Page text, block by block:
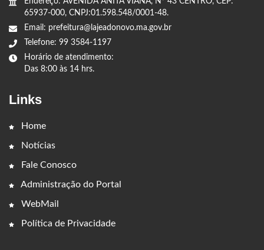
65937-000, CNPJ:01.598.548/0001-48.
Email: prefeitura@lajeadonovo.ma.gov.br
Telefone: 99 3584-1197
Horário de atendimento:
Das 8:00 às 14 hrs.
Links
Home
Notícias
Fale Conosco
Administração do Portal
WebMail
Política de Privacidade